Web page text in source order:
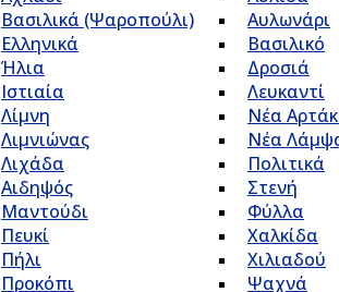
Βασιλικά (Ψαροπούλι)
Ελληνικά
Ήλια
Ιστιαία
Λίμνη
Λιμνιώνας
Λιχάδα
Αιδηψός
Μαντούδι
Πευκί
Πήλι
Προκόπι
Αυλωνάρι
Βασιλικό
Δροσιά
Λευκαντί
Νέα
Νέα
Πολιτικά
Στενή
Φύλλα
Χαλκίδα
Χιλιαδού
Ψαχνά